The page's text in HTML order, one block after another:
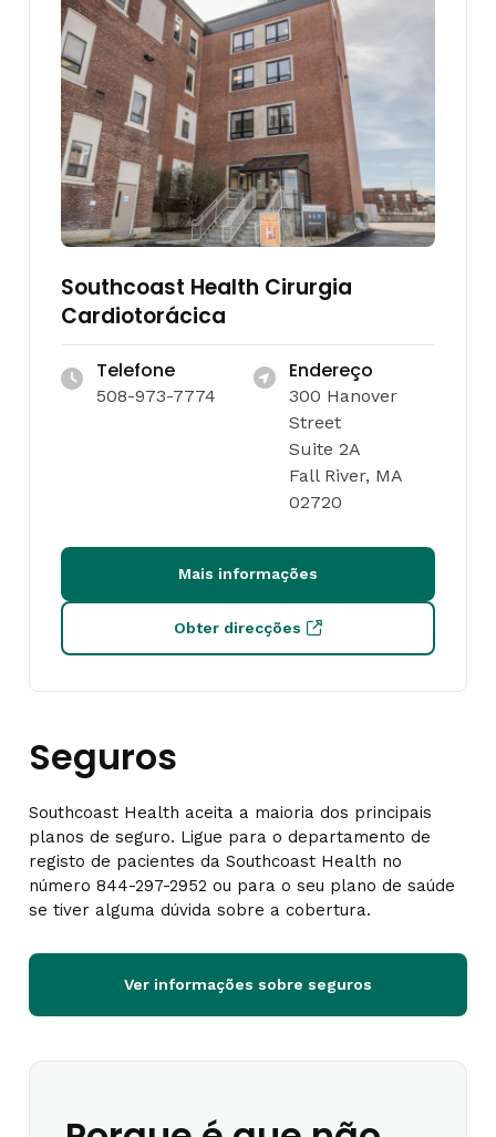
Southcoast Health Cirurgia
Cardiotorácica
Telefone
508-973-7774
Endereço
300 Hanover
Street
Suite 2A
Fall River, MA
02720
Mais informações
Obter direcções
Seguros
Southcoast Health aceita a maioria dos principais
planos de seguro. Ligue para o departamento de
registo de pacientes da Southcoast Health no
número 844-297-2952 ou para o seu plano de saúde
se tiver alguma dúvida sobre a cobertura.
Ver informações sobre seguros